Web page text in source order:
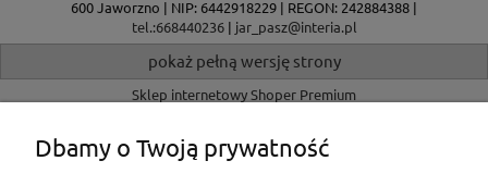
600 Jaworzno | NIP: 6442918229 | REGON: 242884388 |
tel.:668440236| jar_pasz@interia.pl
pokaż pełną wersję strony
Sklep internetowy Shoper Premium
Dbamy o Twoją prywatność